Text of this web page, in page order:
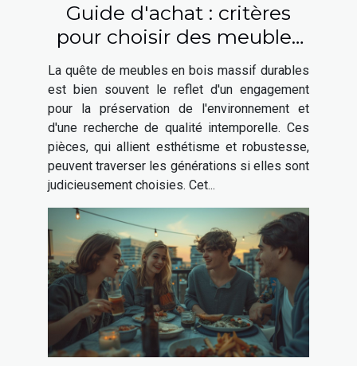
Guide d'achat : critères
pour choisir des meubles
en bois massif durables
La quête de meubles en bois massif durables
est bien souvent le reflet d'un engagement
pour la préservation de l'environnement et
d'une recherche de qualité intemporelle. Ces
pièces, qui allient esthétisme et robustesse,
peuvent traverser les générations si elles sont
judicieusement choisies. Cet...